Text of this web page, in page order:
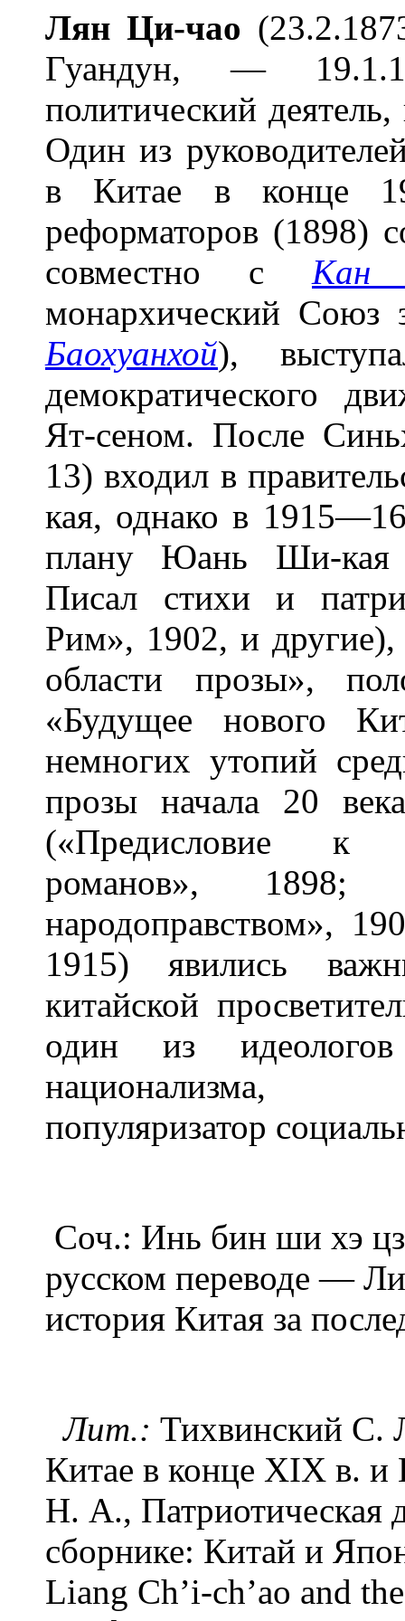
Лян Ци-чао
Гуандун, —
политический
Один из
в Китае в конце
реформаторов (1898)
совместно с Кан
монархический Союз
Баохуанхой),
демократического
Ят-сеном. После
13) входил в
кая, однако в 1915—16
плану Юань Ши-кая
Писал стихи и
Рим», 1902, и другие),
области прозы»,
«Будущее нового
немногих утопий
прозы начала 20
(«Предисловие к
романов»,
народоправством»,
1915) явились
китайской
один из идеологов
национализма,
популяризатор
Соч.: Инь бин ши хэ
русском переводе —
история Китая за
Лит.: Тихвинский С.
Китае в конце XIX в.
Н. А., Патриотическая
сборнике: Китай и
Liang Ch’i-ch’ao and